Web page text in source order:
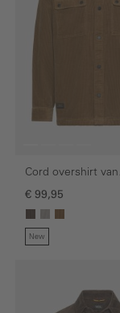
Cord overshirt van
100% katoen
€ 99,95
New